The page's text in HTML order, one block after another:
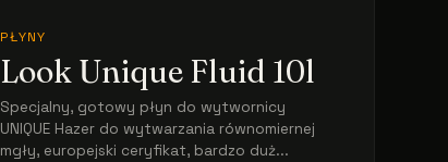
PŁYNY
Look Unique Fluid 10l
Specjalny, gotowy płyn do wytwornicy
UNIQUE Hazer do wytwarzania równomiernej
mgły, europejski ceryfikat, bardzo duż...